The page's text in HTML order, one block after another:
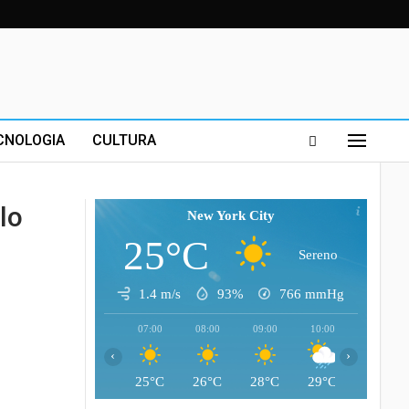
CULTURA
New York City
25°C Sereno
1.4 m/s 93% 766 mmHg
07:00
25°C
08:00
26°C
09:00
28°C
10:00
29°C
‹ ›